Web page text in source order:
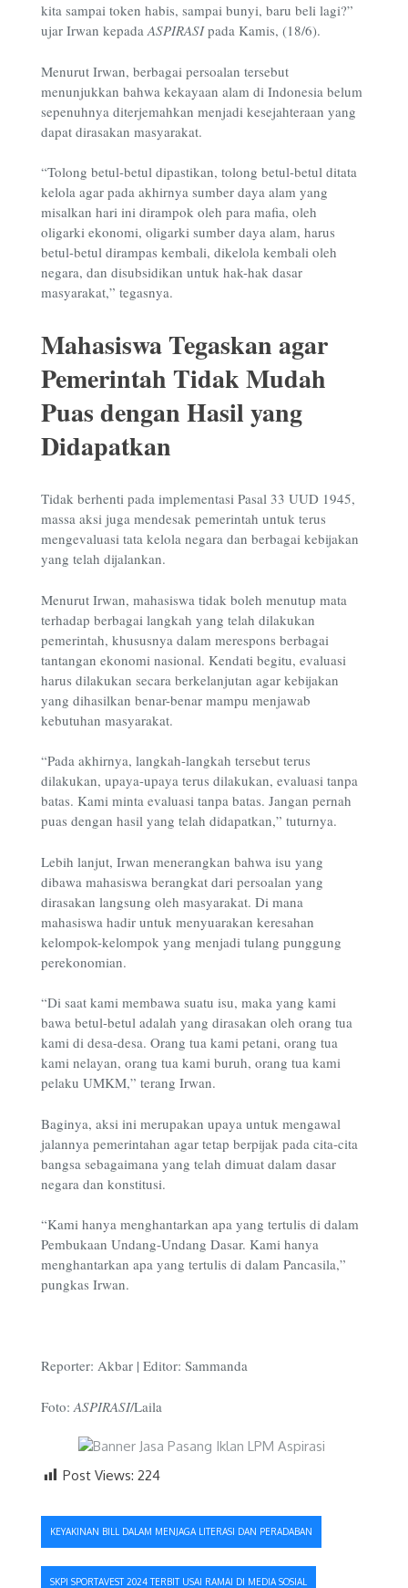
kita sampai token habis, sampai bunyi, baru beli lagi?”
ujar Irwan kepadaASPIRASIpada Kamis, (18/6).
Menurut Irwan, berbagai persoalan tersebut
menunjukkan bahwa kekayaan alam di Indonesia belum
sepenuhnya diterjemahkan menjadi kesejahteraan yang
dapat dirasakan masyarakat.
“Tolong betul-betul dipastikan, tolong betul-betul ditata
kelola agar pada akhirnya sumber daya alam yang
misalkan hari ini dirampok oleh para mafia, oleh
oligarki ekonomi, oligarki sumber daya alam, harus
betul-betul dirampas kembali, dikelola kembali oleh
negara, dan disubsidikan untuk hak-hak dasar
masyarakat,” tegasnya.
Mahasiswa Tegaskan agar
Pemerintah Tidak Mudah
Puas dengan Hasil yang
Didapatkan
Tidak berhenti pada implementasi Pasal 33 UUD 1945,
massa aksi juga mendesak pemerintah untuk terus
mengevaluasi tata kelola negara dan berbagai kebijakan
yang telah dijalankan.
Menurut Irwan, mahasiswa tidak boleh menutup mata
terhadap berbagai langkah yang telah dilakukan
pemerintah, khususnya dalam merespons berbagai
tantangan ekonomi nasional. Kendati begitu, evaluasi
harus dilakukan secara berkelanjutan agar kebijakan
yang dihasilkan benar-benar mampu menjawab
kebutuhan masyarakat.
“Pada akhirnya, langkah-langkah tersebut terus
dilakukan, upaya-upaya terus dilakukan, evaluasi tanpa
batas. Kami minta evaluasi tanpa batas. Jangan pernah
puas dengan hasil yang telah didapatkan,” tuturnya.
Lebih lanjut, Irwan menerangkan bahwa isu yang
dibawa mahasiswa berangkat dari persoalan yang
dirasakan langsung oleh masyarakat. Di mana
mahasiswa hadir untuk menyuarakan keresahan
kelompok-kelompok yang menjadi tulang punggung
perekonomian.
“Di saat kami membawa suatu isu, maka yang kami
bawa betul-betul adalah yang dirasakan oleh orang tua
kami di desa-desa. Orang tua kami petani, orang tua
kami nelayan, orang tua kami buruh, orang tua kami
pelaku UMKM,” terang Irwan.
Baginya, aksi ini merupakan upaya untuk mengawal
jalannya pemerintahan agar tetap berpijak pada cita-cita
bangsa sebagaimana yang telah dimuat dalam dasar
negara dan konstitusi.
“Kami hanya menghantarkan apa yang tertulis di dalam
Pembukaan Undang-Undang Dasar. Kami hanya
menghantarkan apa yang tertulis di dalam Pancasila,”
pungkas Irwan.
Reporter: Akbar | Editor: Sammanda
Foto: ASPIRASI/Laila
Post Views: 224
Navigasi
pos
KEYAKINAN BILL DALAM MENJAGA LITERASI DAN PERADABAN
SKPI SPORTAVEST 2024 TERBIT USAI RAMAI DI MEDIA SOSIAL